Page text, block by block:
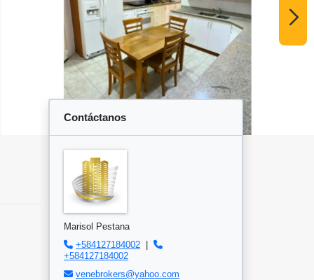
Contáctanos
Marisol Pestana
+584127184002 |
+584127184002
venebrokers@yahoo.com